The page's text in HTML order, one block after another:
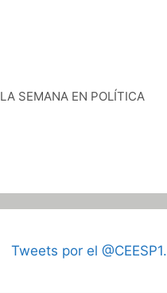
LA SEMANA EN POLÍTICA
Tweets por el @CEESP1.